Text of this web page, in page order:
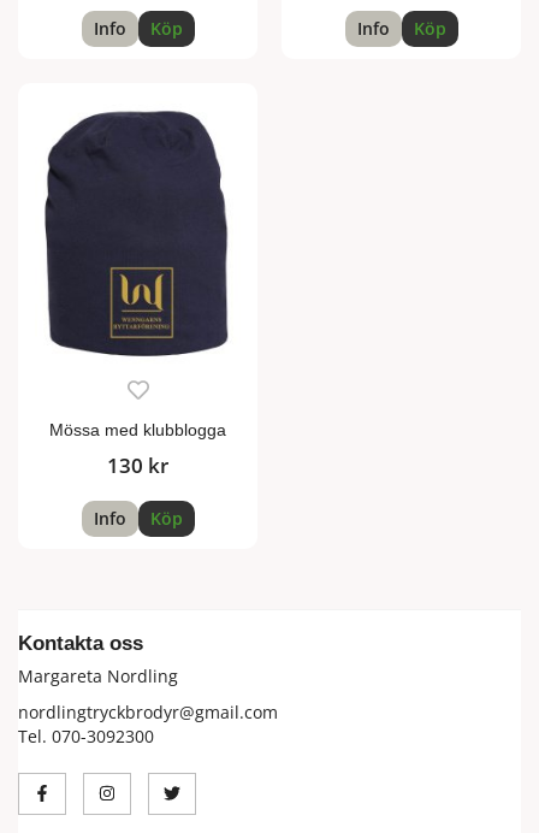
Info Köp Info Köp
Mössa med klubblogga
130 kr
Info Köp
Kontakta oss
Margareta Nordling
nordlingtryckbrodyr@gmail.com
Tel. 070-3092300